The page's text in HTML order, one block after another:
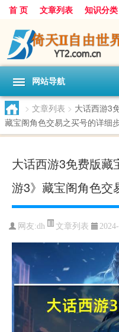
首 页 文章列表 知识分类
网站导航
> 文章列表 > 大话西游3
藏宝阁角色交易之买号的详细步
大话西游3免费版藏
游3》藏宝阁角色交
网友:dh 文章列表